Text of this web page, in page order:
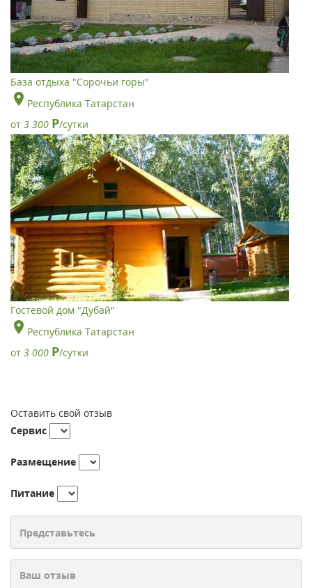
База отдыха "Сорочьи горы"
Республика Татарстан
от 3 300 Р/сутки
Гостевой дом "Дубай"
Республика Татарстан
от 3 000 Р/сутки
Оставить свой отзыв
Сервис
Размещение
Питание